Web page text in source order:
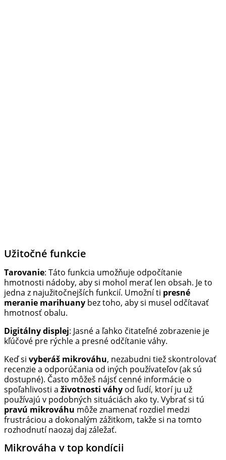
Užitočné funkcie
Tarovanie: Táto funkcia umožňuje odpočítanie
hmotnosti nádoby, aby si mohol merať len obsah. Je to
jedna z najužitočnejších funkcií. Umožní ti presné
meranie marihuany bez toho, aby si musel odčítavať
hmotnosť obalu.
Digitálny displej: Jasné a ľahko čitateľné zobrazenie je
kľúčové pre rýchle a presné odčítanie váhy.
Keď si vyberáš mikrováhu, nezabudni tiež skontrolovať
recenzie a odporúčania od iných používateľov (ak sú
dostupné). Často môžeš nájsť cenné informácie o
spoľahlivosti a životnosti váhy od ľudí, ktorí ju už
používajú v podobných situáciách ako ty. Vybrať si tú
pravú mikrováhu môže znamenať rozdiel medzi
frustráciou a dokonalým zážitkom, takže si na tomto
rozhodnutí naozaj daj záležať.
Mikrováha v top kondícii